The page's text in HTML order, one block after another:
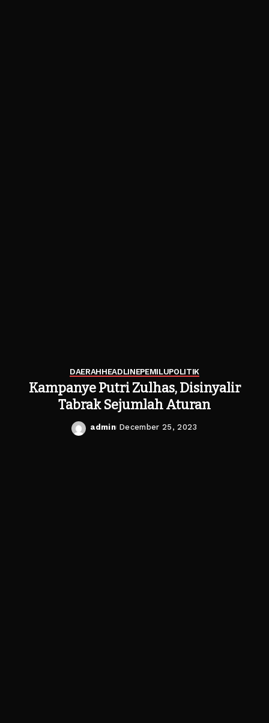
DAERAHHEADLINEPEMILUPOLITIK
Kampanye Putri Zulhas, Disinyalir
Tabrak Sejumlah Aturan
Posted
admin December 25, 2023